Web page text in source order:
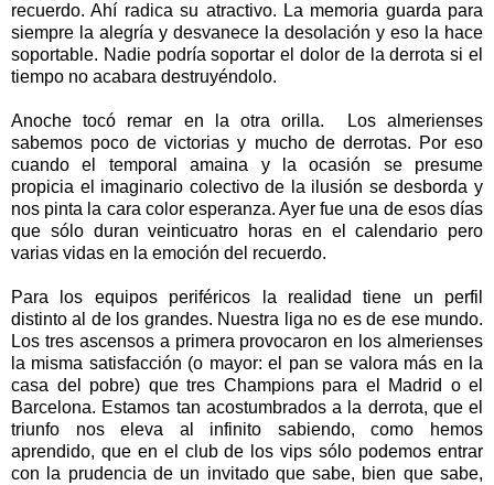
recuerdo. Ahí radica su atractivo. La memoria guarda para
siempre la alegría y desvanece la desolación y eso la hace
soportable. Nadie podría soportar el dolor de la derrota si el
tiempo no acabara destruyéndolo.
Anoche tocó remar en la otra orilla. Los almerienses
sabemos poco de victorias y mucho de derrotas. Por eso
cuando el temporal amaina y la ocasión se presume
propicia el imaginario colectivo de la ilusión se desborda y
nos pinta la cara color esperanza. Ayer fue una de esos días
que sólo duran veinticuatro horas en el calendario pero
varias vidas en la emoción del recuerdo.
Para los equipos periféricos la realidad tiene un perfil
distinto al de los grandes. Nuestra liga no es de ese mundo.
Los tres ascensos a primera provocaron en los almerienses
la misma satisfacción (o mayor: el pan se valora más en la
casa del pobre) que tres Champions para el Madrid o el
Barcelona. Estamos tan acostumbrados a la derrota, que el
triunfo nos eleva al infinito sabiendo, como hemos
aprendido, que en el club de los vips sólo podemos entrar
con la prudencia de un invitado que sabe, bien que sabe,